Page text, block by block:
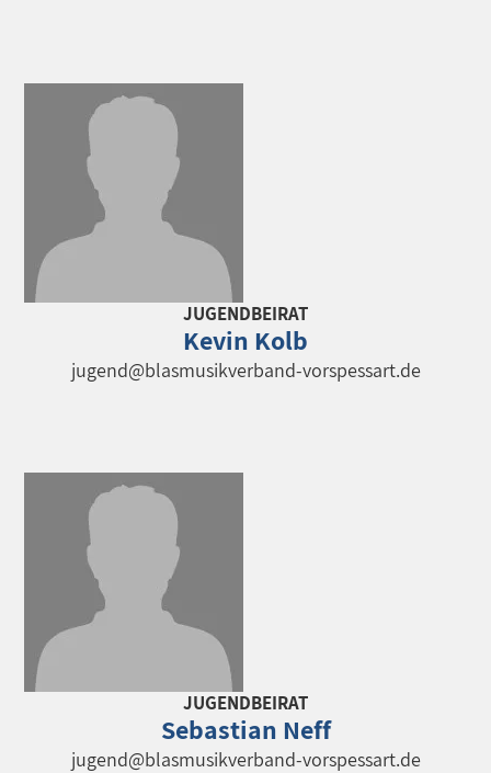
JUGENDBEIRAT
Kevin Kolb
jugend@blasmusikverband-vorspessart.de
JUGENDBEIRAT
Sebastian Neff
jugend@blasmusikverband-vorspessart.de